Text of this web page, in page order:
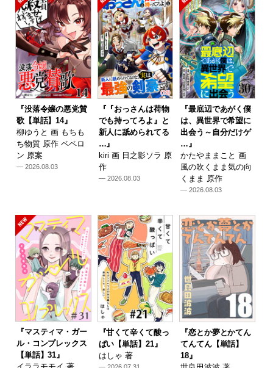
『没落令嬢の悪党賛
歌【単話】14』
柳ゆうと 画 もちも
ち物質 原作 ペペロ
ン 原案
— 2026.08.03
『『おっさんは荷物
でも持ってろよ』と
新人に舐められてる
…』
kiri 画 日之影ソラ 原
作
— 2026.08.03
『最底辺であがく僕
は、異世界で希望に
出会う～自分だけゲ
…』
かたやままこと 画
風の吹くまま気の向
くまま 原作
— 2026.08.03
『マスティマ・ガー
ル・コンプレックス
【単話】31』
『甘くて辛くて酸っ
ぱい【単話】21』
はしゃ 著
『恋とか夢とかてん
てんてん【単話】
18』